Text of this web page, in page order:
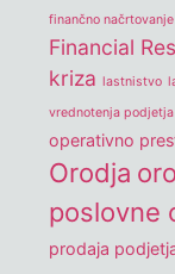
finančno načrtovanje
Financial
kriza lastnistvo
vrednotenja podjetja
operativno
Orodja
poslovne
prodaja